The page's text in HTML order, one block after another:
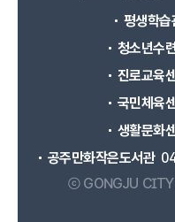
평생학습
청소년수
진로교육
국민체육
생활문화
공주만화작은도서관
ⓒ GONGJU